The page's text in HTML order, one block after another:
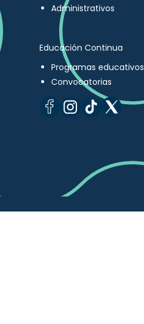
Administrativos
Educación Continua
Programas educativos
Convocatorias